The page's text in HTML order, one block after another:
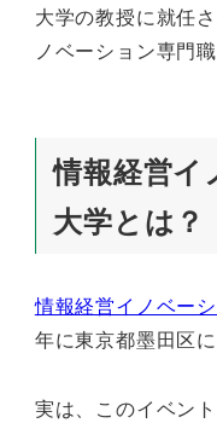
大学の教授に就任
ノベーション専門
情報経営イ
大学とは？
情報経営イノベー
年に東京都墨田区
実は、このイベン